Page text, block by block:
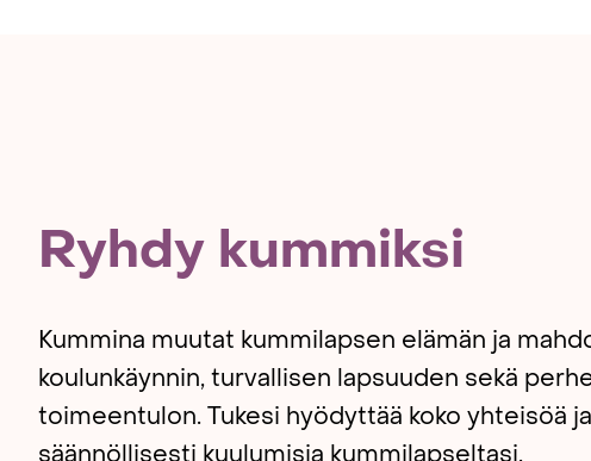
Ryhdy kummiksi
Kummina muutat kummilapsen elämän ja
koulunkäynnin, turvallisen lapsuuden sekä
toimeentulon. Tukesi hyödyttää koko yhteisöä
säännöllisesti kuulumisia kummilapseltasi.